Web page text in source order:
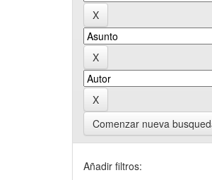
Comenzar nueva
Añadir filtros: